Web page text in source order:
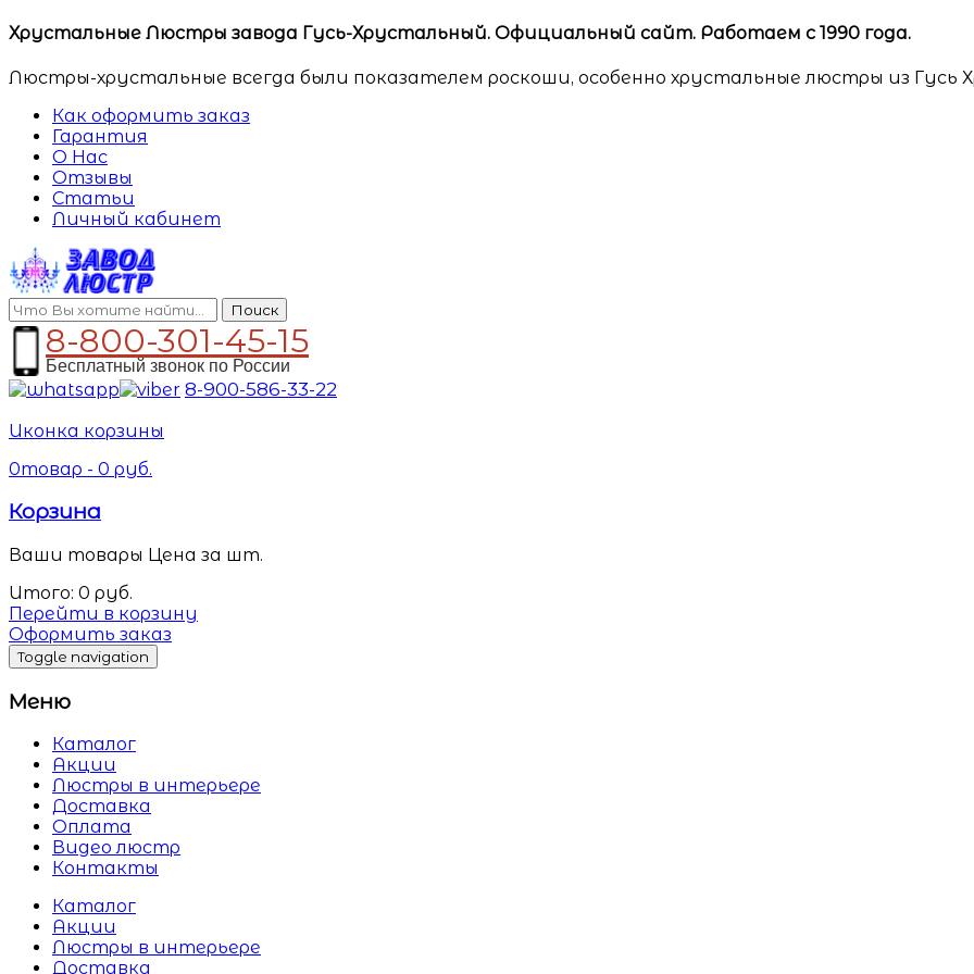
Хрустальные Люстры завода Гусь-Хрустальный. Официальный сайт. Работаем с 1990 года.
Люстры-хрустальные всегда были показателем роскоши, особенно хрустальные люстры из Гусь
Как оформить заказ
Гарантия
О Нас
Отзывы
Статьи
Личный кабинет
Поиск
8-800-301-45-15
Бесплатный звонок по России
8-900-586-33-22
Иконка корзины
0товар - 0 руб.
Корзина
Ваши товары Цена за шт.
Итого: 0 руб.
Перейти в корзину
Оформить заказ
Toggle navigation
Меню
Каталог
Акции
Люстры в интерьере
Доставка
Оплата
Видео люстр
Контакты
Каталог
Акции
Люстры в интерьере
Доставка